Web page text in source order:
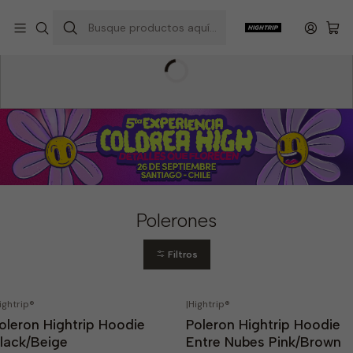
Polerones
Filtros
OFF
Hightrip Hoodie
Beige
-36%
OFF
Agotado
|Hightrip®
Poleron Hightrip Hoodie
Entre Nubes Pink/Brown